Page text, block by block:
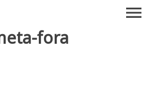
fora
menu